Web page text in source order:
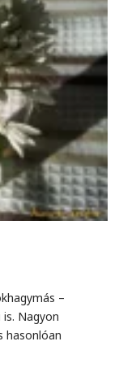
–
Nagyon
hasonlóan